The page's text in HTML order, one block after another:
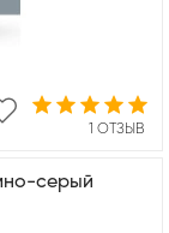
1 ОТЗЫВ
серый